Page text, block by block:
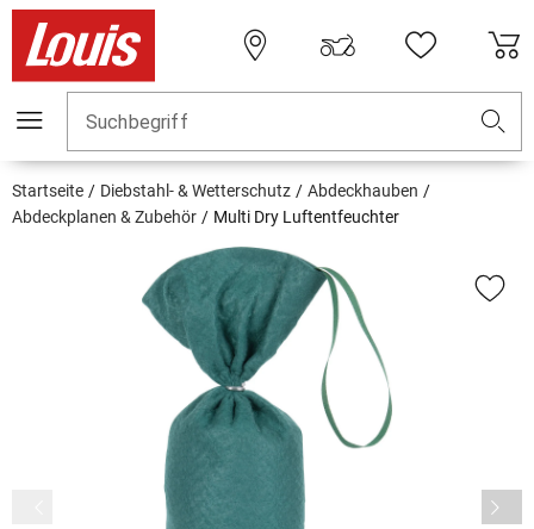
Suchbegriff
Startseite Diebstahl- & Wetterschutz
Abdeckhauben
Abdeckplanen & Zubehör
Multi Dry Luftentfeuchter